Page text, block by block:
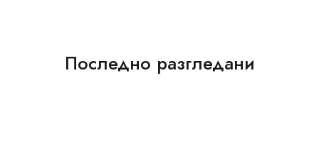
Последно разгледани